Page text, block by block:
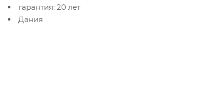
гарантия: 20 лет
Дания